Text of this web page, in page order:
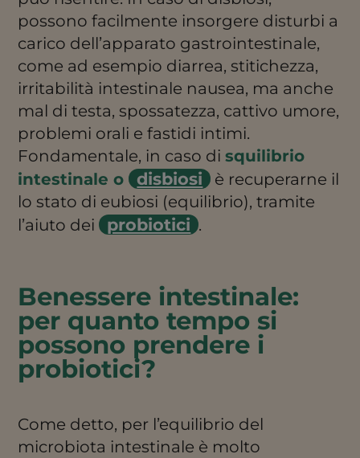
possono facilmente insorgere disturbi a
carico dell’apparato gastrointestinale,
come ad esempio diarrea, stitichezza,
irritabilità intestinale nausea, ma anche
mal di testa, spossatezza, cattivo umore,
problemi orali e fastidi intimi.
Fondamentale, in caso disquilibrio
intestinale o disbiosi
è recuperarne il
lo stato di eubiosi (equilibrio), tramite
l’aiuto dei probiotici .
Benessere intestinale:
per quanto tempo si
possono prendere i
probiotici?
Come detto, per l’equilibrio del
microbiota intestinale è molto